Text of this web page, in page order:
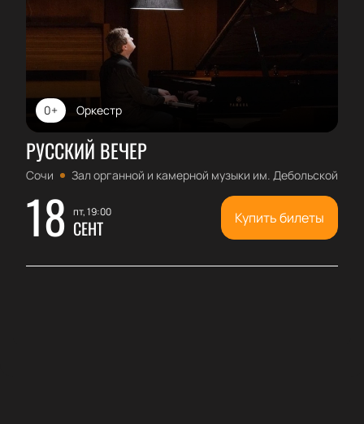
Оркестр
0+
РУССКИЙ ВЕЧЕР
Сочи Зал органной и камерной музыки им. Дебольской
18 пт, 19:00
СЕНТ Купить билеты